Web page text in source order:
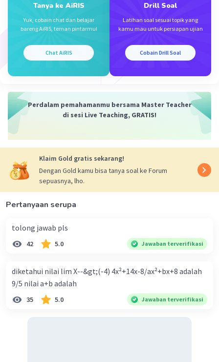
Beri Rating·0.0(0 Balas
Tanya ke AiRIS
Yuk, cobain chat dan belajar
bareng AiRIS, teman pintarmu!
Chat AiRIS
Drill Soal
Latihan soal sesuai topik yang
kamu mau untuk persiapan ujian
Cobain Drill Soal
Perdalam pemahamanmu bersama Master Teacher
di sesi Live Teaching, GRATIS!
Klaim Gold gratis sekarang!
Dengan Gold kamu bisa tanya soal ke Forum
sepuasnya, lho.
Pertanyaan serupa
tolong jawab pls
42 5.0 Jawaban terverifikasi
diketahui nilai lim X--&gt;(-4) 4x²+14x-8/ax²+bx+8 adalah
9/5 nilai a+b adalah
35 5.0 Jawaban terverifikasi